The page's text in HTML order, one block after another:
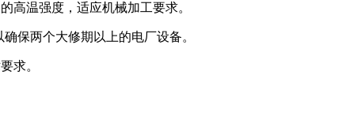
高温强度，适应机械加工要求。
保两个大修期以上的电厂设备。
求。